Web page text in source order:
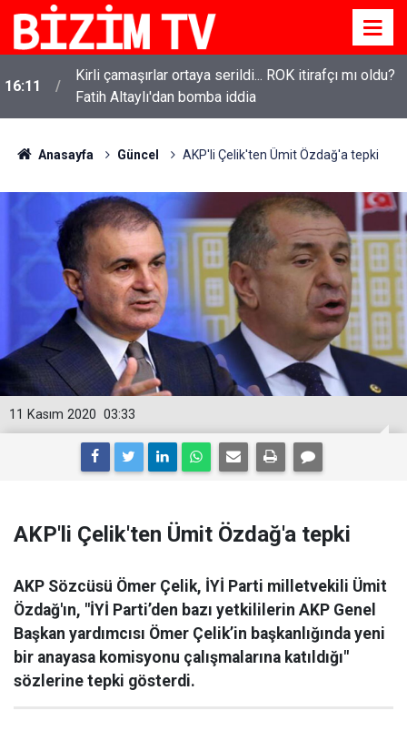
16:11
Kirli çamaşırlar ortaya serildi... ROK itirafçı mı oldu?
Fatih Altaylı'dan bomba iddia
Anasayfa Güncel AKP'li Çelik'ten Ümit Özdağ'a tepki
03:33
11 Kasım 2020
AKP'li Çelik'ten Ümit Özdağ'a tepki
AKP Sözcüsü Ömer Çelik, İYİ Parti milletvekili Ümit
Özdağ'ın, "İYİ Parti’den bazı yetkililerin AKP Genel
Başkan yardımcısı Ömer Çelik’in başkanlığında yeni
bir anayasa komisyonu çalışmalarına katıldığı"
sözlerine tepki gösterdi.